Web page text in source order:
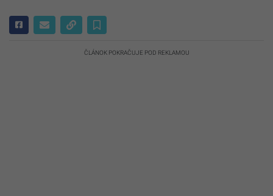
ČLÁNOK POKRAČUJE POD REKLAMOU